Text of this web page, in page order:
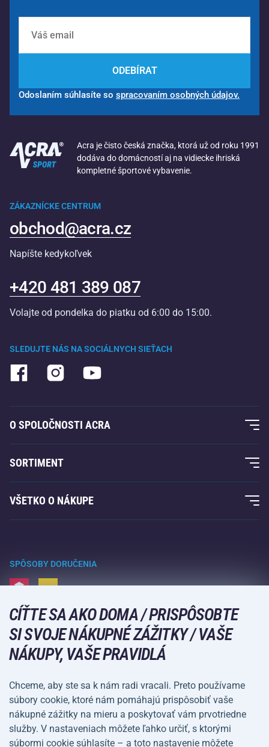
ODEBÍRAT
Odoslaním súhlasíte so spracovaním osobných údajov.
Acra je čisto česká značka, ktorá už od roku 1991
dodáva do domácností aj na vidiecke ihriská
kompletné športové vybavenie.
SLEDUJTE NÁS NA SOCIÁLNYCH SIEŤACH
ZÁKAZNÍCKE CENTRUM
obchod@acra.cz
Napíšte kedykoľvek
+420 481 389 087
Volajte od pondelka do piatku od 6:00 do 15:00.
O SPOLOČNOSTI ACRA
O nás
Záruka Acra
Kontakty
SORTIMENT
Fitness a posilovanie
Raketové športy
Voľný čas a zábava
Kempovanie a turistika
Bojové športy
Bicykle a kolobežky
Lopové športy
Vodné športy
Športové oblečenie a doplnky
VŠETKO O NÁKUPE
Doprava a platba
SPÔSOBY DORUČENIA
SPÔSOBY PLATBY
Obchodné Ochrana osobných
CÍŤTE SA AKO DOMA / PRISPÔSOBTE
SI SVOJE NÁKUPNÉ ZÁŽITKY / VAŠE
NÁKUPY, VAŠE PRAVIDLÁ
Chceme, aby ste sa k nám radi vracali. Preto používame
súbory cookie, ktoré nám pomáhajú prispôsobiť vaše
nákupné zážitky na mieru a poskytovať vám prvotriedne
služby. V nastaveniach môžete ľahko určiť, s ktorými
súbormi cookie súhlasíte – a toto nastavenie môžete